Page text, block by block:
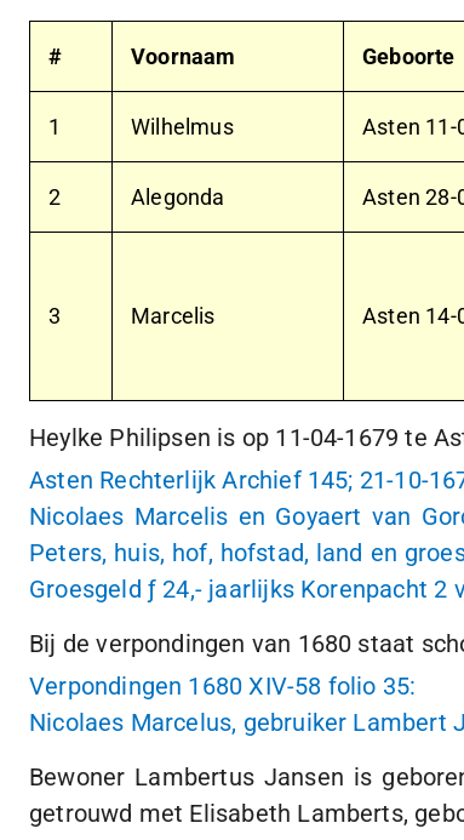
# Voornaam Geboorte
1 Wilhelmus Asten 11-
2 Alegonda Asten28-
3 Marcelis Asten 14-
Heylke Philipsen is op 11-04-1679 te
Asten Rechterlijk Archief 145; 21-10-
Nicolaes Marcelis en Goyaert van
Peters, huis, hof, hofstad, land en
Groesgeld ƒ 24,- jaarlijks Korenpacht 2
Bij de verpondingen van 1680 staat
Verpondingen 1680 XIV-58 folio 35:
Nicolaes Marcelus, gebruiker Lambert
Bewoner Lambertus Jansen is
getrouwd met Elisabeth Lamberts,